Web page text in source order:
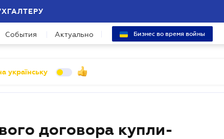
События Актуально Бизнес во время войны
українську
договора купли-